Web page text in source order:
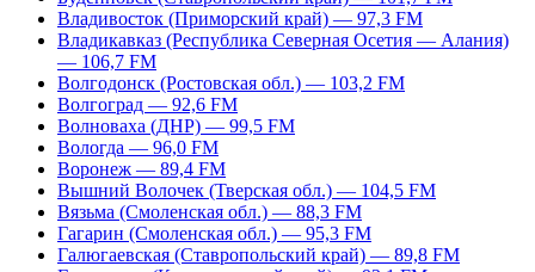
Владивосток (Приморский край) — 97,3 FM
Владикавказ (Республика Северная Осетия — Алания)
— 106,7 FM
Волгодонск (Ростовская обл.) — 103,2 FM
Волгоград — 92,6 FM
Волноваха (ДНР) — 99,5 FM
Вологда — 96,0 FM
Воронеж — 89,4 FM
Вышний Волочек (Тверская обл.) — 104,5 FM
Вязьма (Смоленская обл.) — 88,3 FM
Гагарин (Смоленская обл.) — 95,3 FM
Галюгаевская (Ставропольский край) — 89,8 FM